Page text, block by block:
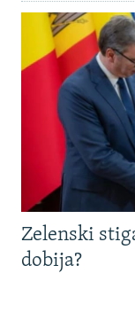
Zelenski
dobija?